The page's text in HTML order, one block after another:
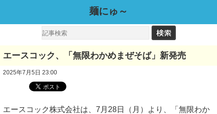
麺にゅ～
エースコック、「無限わかめまぜそば」新発売
2025年7月5日 23:00
エースコック株式会社は、7月28日（月）より、「無限わか